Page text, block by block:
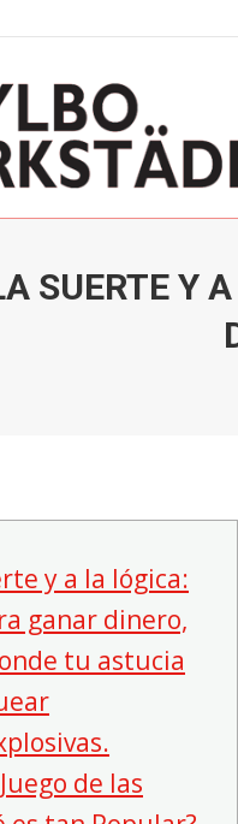
SUERTE Y
y a la lógica:
ganar dinero,
tu astucia
de las